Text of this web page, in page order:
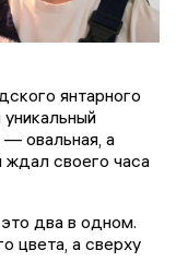
янтарного
овальная, а
ждал своего часа
два в одном.
цвета, а сверху